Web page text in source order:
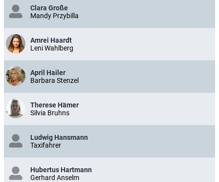
Clara Große
Mandy Przybilla
Amrei Haardt
Leni Wahlberg
April Hailer
Barbara Stenzel
Therese Hämer
Silvia Bruhns
Ludwig Hansmann
Taxifahrer
Hubertus Hartmann
Gerhard Anselm